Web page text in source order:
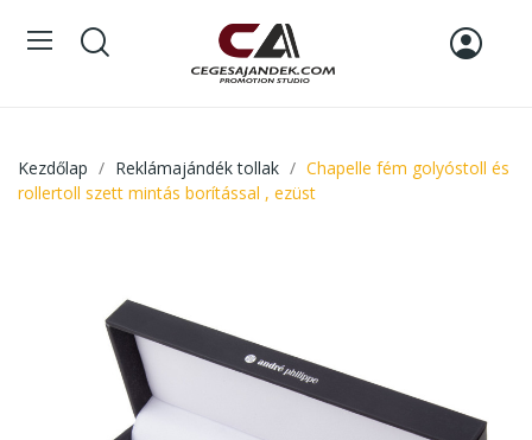
Kezdőlap Reklámajándék tollak
Chapelle fém golyóstoll és
rollertoll szett mintás borítással , ezüst